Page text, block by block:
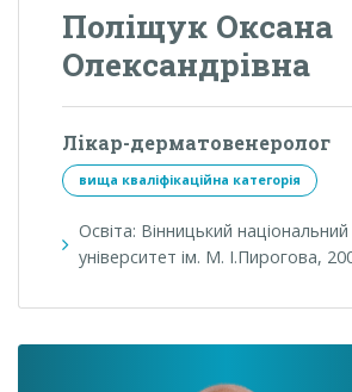
Поліщук Оксана
Олександрівна
Лікар-дерматовенеролог
вища кваліфікаційна категорія
Освіта: Вінницький
університет ім. М. І.Пирогова,